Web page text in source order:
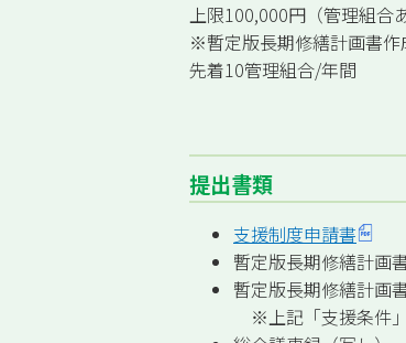
上限100,000円（管理組合
※暫定版長期修繕計画書作
先着10管理組合/年間
提出書類
支援制度申請書
暫定版長期修繕計画
暫定版長期修繕計画
※上記「支援条件